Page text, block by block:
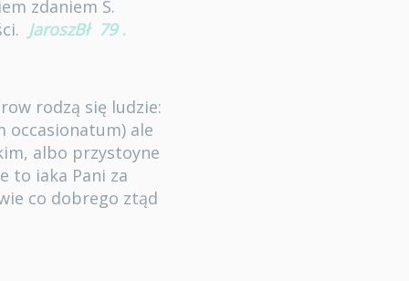
zdaniem S.
JaroszBł 79 .
rodzą się ludzie:
occasionatum) ale
albo przystoyne
to iaka Pani za
co dobrego ztąd